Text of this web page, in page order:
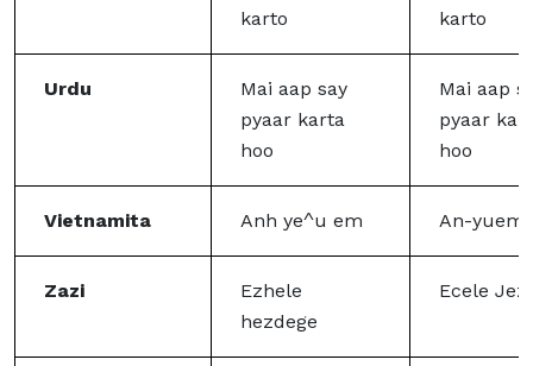
karto
karto
Urdu
Mai aap say
pyaar karta
hoo
Mai aap
pyaar
hoo
Vietnamita Anh ye^u em An-yuem
Zazi
Ezhele
hezdege
Ecele